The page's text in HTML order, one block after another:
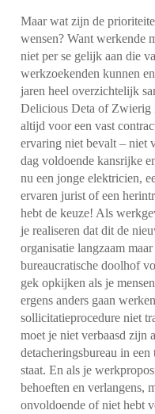
Maar wat zijn de
wensen? Want werkende
niet per se gelijk aan die
werkzoekenden kunnen
jaren heel overzichtelijk
Delicious Deta of Zwierig
altijd voor een vast
ervaring niet bevalt – niet
dag voldoende kansrijke
nu een jonge elektricien,
ervaren jurist of een
hebt de keuze! Als
je realiseren dat dit de
organisatie langzaam
bureaucratische doolhof
gek opkijken als je
ergens anders gaan
sollicitatieprocedure niet
moet je niet verbaasd zijn
detacheringsbureau in
staat. En als je
behoeften en verlangens,
onvoldoende of niet hebt